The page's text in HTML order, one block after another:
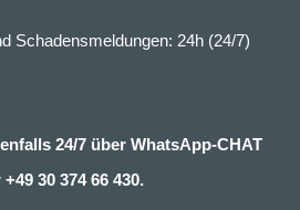
Schadensmeldungen: 24h (24/7)
24/7 über WhatsApp-CHAT
+49 30 374 66 430.